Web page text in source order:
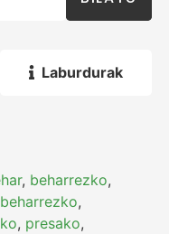
Laburdurak
, beharrezko,
,
, presako,